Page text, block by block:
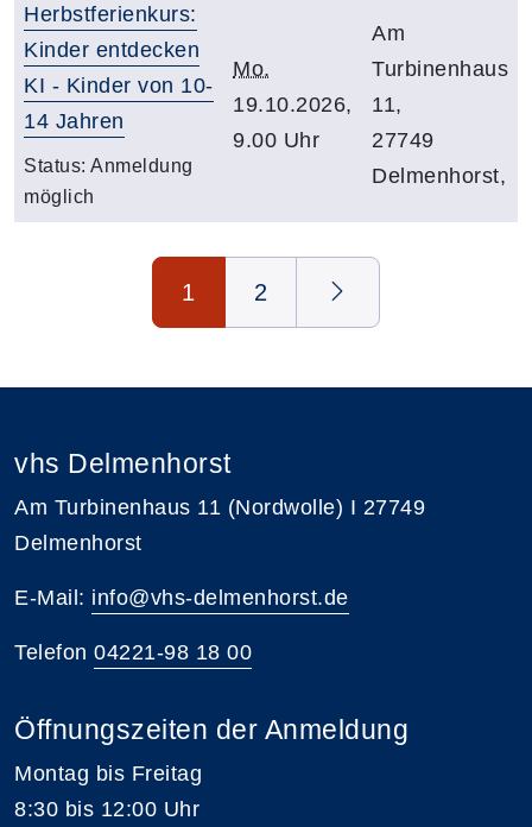
Herbstferienkurs:
Kinder entdecken
KI - Kinder von 10-
14 Jahren
Status: Anmeldung
möglich
Mo.
19.10.2026,
9.00 Uhr
Am
Turbinenhaus
11,
27749
Delmenhorst,
1 2
vhs Delmenhorst
Am Turbinenhaus 11 (Nordwolle) I 27749
Delmenhorst
E-Mail: info@vhs-delmenhorst.de
Telefon 04221-98 18 00
Öffnungszeiten der Anmeldung
Montag bis Freitag
8:30 bis 12:00 Uhr